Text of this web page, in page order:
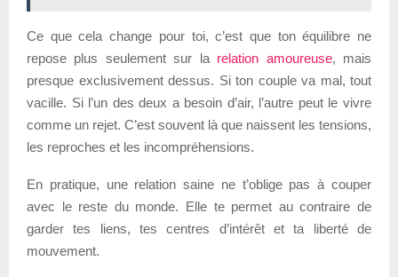
Ce que cela change pour toi, c’est que ton équilibre ne
repose plus seulement sur la relation amoureuse, mais
presque exclusivement dessus. Si ton couple va mal, tout
vacille. Si l’un des deux a besoin d’air, l’autre peut le vivre
comme un rejet. C’est souvent là que naissent les tensions,
les reproches et les incompréhensions.
En pratique, une relation saine ne t’oblige pas à couper
avec le reste du monde. Elle te permet au contraire de
garder tes liens, tes centres d’intérêt et ta liberté de
mouvement.